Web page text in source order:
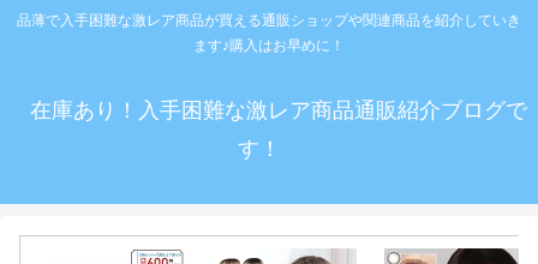
品薄で入手困難な激レア商品が買える通販ショップや関連商品を紹介していき
ます♪購入はお早めに！
在庫あり！入手困難な激レア商品通販紹介ブログで
す！